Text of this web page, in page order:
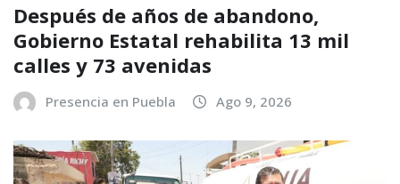
Después de años de abandono,
Gobierno Estatal rehabilita 13 mil
calles y 73 avenidas
Presencia en Puebla Ago 9, 2026